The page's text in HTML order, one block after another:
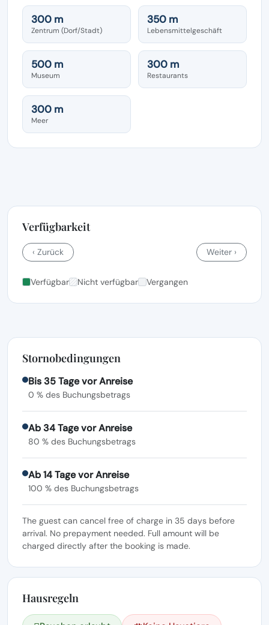
300 m
Zentrum (Dorf/Stadt)
350 m
Lebensmittelgeschäft
500 m
Museum
300 m
Restaurants
300 m
Meer
Verfügbarkeit
‹ Zurück Weiter ›
Verfügbar Nicht verfügbar Vergangen
Stornobedingungen
Bis 35 Tage vor Anreise
0 % des Buchungsbetrags
Ab 34 Tage vor Anreise
80 % des Buchungsbetrags
Ab 14 Tage vor Anreise
100 % des Buchungsbetrags
The guest can cancel free of charge in 35 days before
arrival. No prepayment needed. Full amount will be
charged directly after the booking is made.
Hausregeln